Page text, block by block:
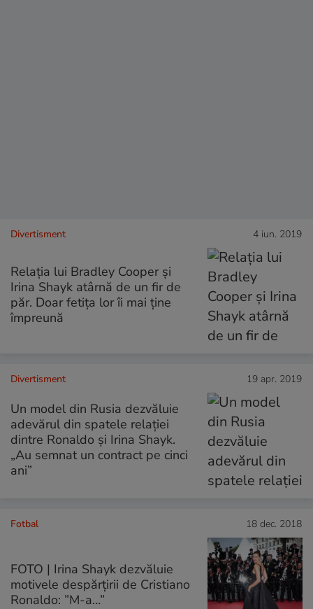
Divertisment 4 iun. 2019
Relația lui Bradley Cooper și
Irina Shayk atârnă de un fir de
păr. Doar fetița lor îi mai ține
împreună
Divertisment 19 apr. 2019
Un model din Rusia dezvăluie
adevărul din spatele relației
dintre Ronaldo și Irina Shayk.
„Au semnat un contract pe cinci
ani”
Fotbal 18 dec. 2018
FOTO | Irina Shayk dezvăluie
motivele despărțirii de Cristiano
Ronaldo: ”M-a…”